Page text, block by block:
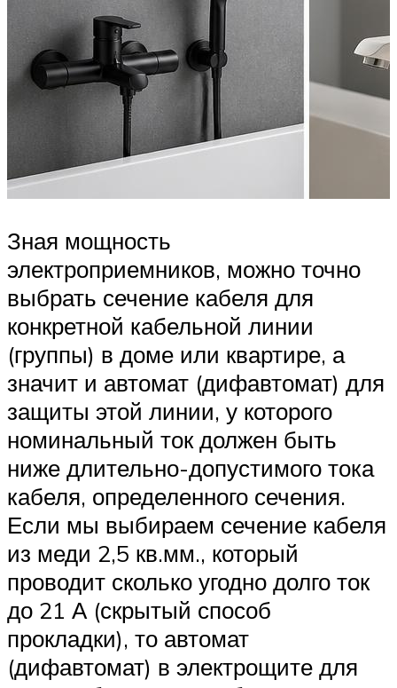
Зная мощность
электроприемников, можно точно
выбрать сечение кабеля для
конкретной кабельной линии
(группы) в доме или квартире, а
значит и автомат (дифавтомат) для
защиты этой линии, у которого
номинальный ток должен быть
ниже длительно-допустимого тока
кабеля, определенного сечения.
Если мы выбираем сечение кабеля
из меди 2,5 кв.мм., который
проводит сколько угодно долго ток
до 21 А (скрытый способ
прокладки), то автомат
(дифавтомат) в электрощите для